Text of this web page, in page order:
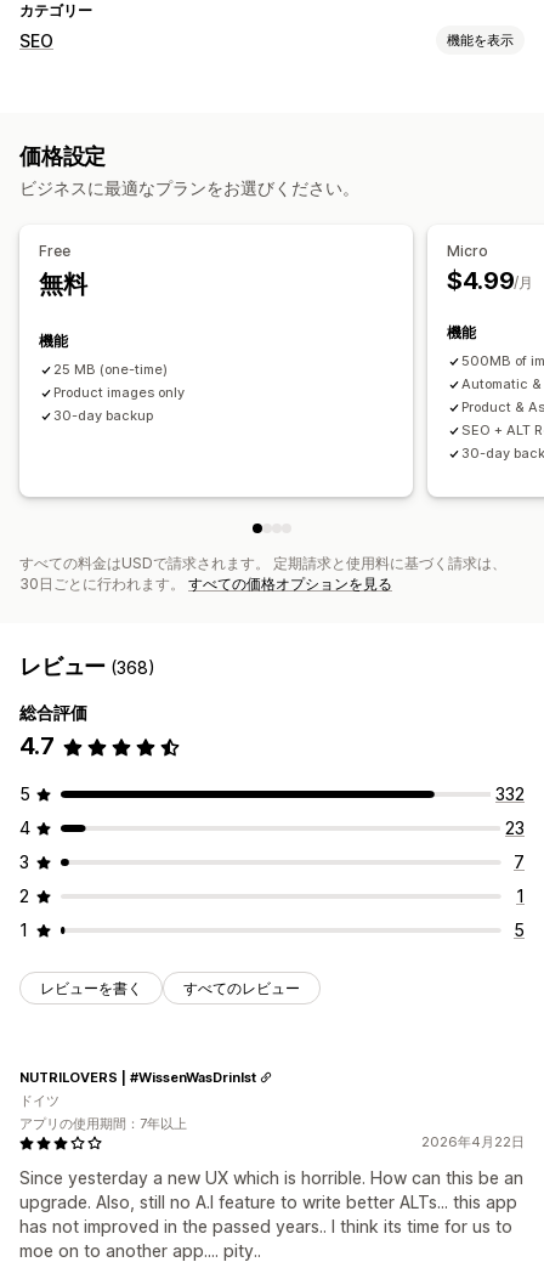
カテゴリー
SEO 機能を表示
スピード最適化
価格設定
ビジネスに最適なプランをお選びください。
Free
無料
機能
25 MB (one-time)
Product images only
30-day backup
Micro
$4.99/月
機能
500MB of
Automatic
Product &
SEO + ALT
30-day
すべての料金はUSDで請求されます。 定期請求と使用料に基づく請求は、
30日ごとに行われます。 すべての価格オプションを見る
レビュー (368)
総合評価
4.7
5
332
4
23
3
7
2
1
1
5
レビューを書く すべてのレビュー
2026年4月22日
Since yesterday a new UX which is horrible. How can this be an
upgrade. Also, still no A.I feature to write better ALTs... this app
has not improved in the passed years.. I think its time for us to
moe on to another app.... pity..
NUTRILOVERS | #WissenWasDrinIst
ドイツ
アプリの使用期間：7年以上